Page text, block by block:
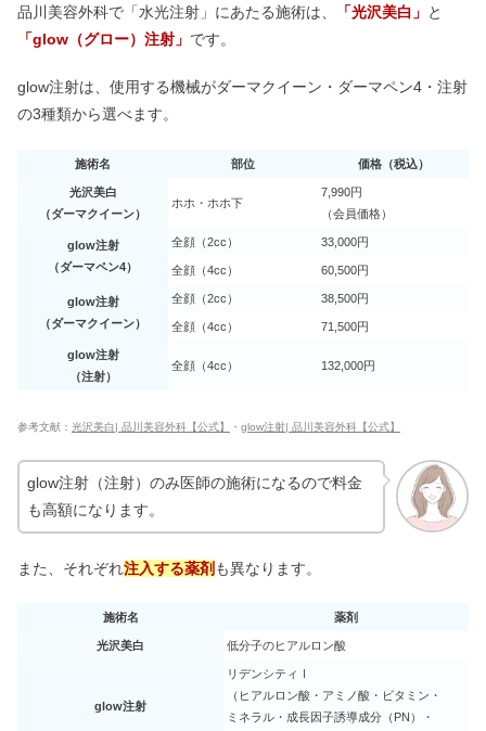
品川美容外科で「水光注射」にあたる施術は、 「光沢美白」 と
「glow（グロー）注射」 です。
glow注射は、使用する機械がダーマクイーン・ダーマペン4・注射
の3種類から選べます。
施術名 部位 価格（税込）
光沢美白
（ダーマクイーン）
ホホ・ホホ下
7,990円
（会員価格）
glow注射
（ダーマペン4）
全顔（2cc） 33,000円
全顔（4cc） 60,500円
glow注射
（ダーマクイーン）
全顔（2cc） 38,500円
全顔（4cc） 71,500円
glow注射
（注射）
全顔（4cc） 132,000円
参考文献： 光沢美白| 品川美容外科【公式】 ・ glow注射| 品川美容外科【公式】
glow注射（注射）のみ医師の施術になるので料金
も高額になります。
また、それぞれ注入する薬剤 も異なります。
施術名 薬剤
光沢美白 低分子のヒアルロン酸
glow注射
リデンシティⅠ
（ヒアルロン酸・アミノ酸・ビタミン・
ミネラル・成長因子誘導成分（PN）・